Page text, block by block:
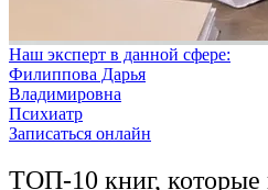
Наш эксперт в данной сфере:
Филиппова Дарья
Владимировна
Психиатр
Записаться онлайн
ТОП-10 книг, которые